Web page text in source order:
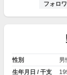
フォロ
性別
男
生年月日 / 干支